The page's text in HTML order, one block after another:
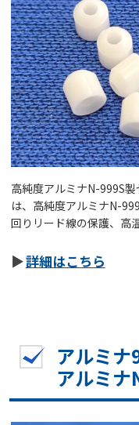
高純度アルミナN-999S
は、高純度アルミナN-
回りリード線の保護、高
詳細はこちら
アルミ
アルミナ